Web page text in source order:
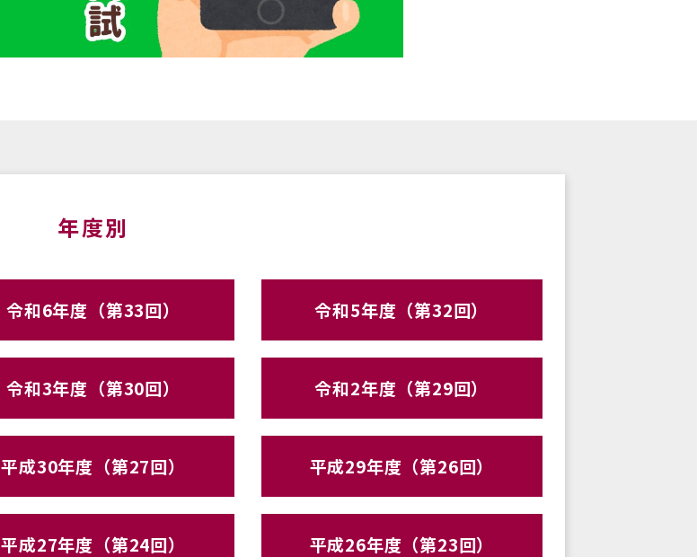
年度別
令和6年度（第33回） 令和5年度（第32回）
令和3年度（第30回） 令和2年度（第29回）
平成30年度（第27回） 平成29年度（第26回）
平成27年度（第24回） 平成26年度（第23回）